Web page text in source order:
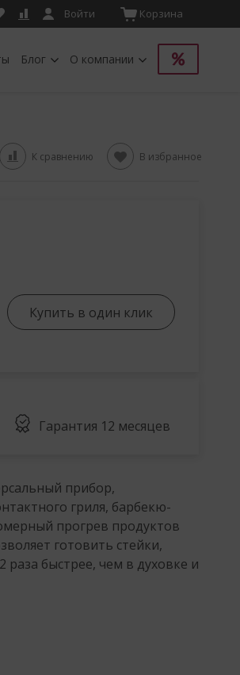
Войти Корзина
Блог О компании
К сравнению В избранное
Купить в один клик
Гарантия 12 месяцев
прибор,
гриля, барбекю-
прогрев продуктов
готовить стейки,
быстрее, чем в духовке и